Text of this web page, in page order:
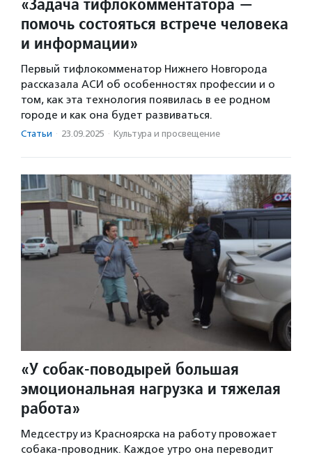
помочь состояться встрече человека
и информации»
Первый тифлокомменатор Нижнего Новгорода
рассказала АСИ об особенностях профессии и о
том, как эта технология появилась в ее родном
городе и как она будет развиваться.
Статьи · 23.09.2025 · Культура и просвещение
«У собак-поводырей большая
эмоциональная нагрузка и тяжелая
работа»
Медсестру из Красноярска на работу провожает
собака-проводник. Каждое утро она переводит